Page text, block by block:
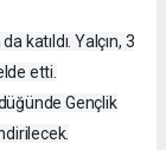
katıldı. Yalçın, 3
etti.
Gençlik